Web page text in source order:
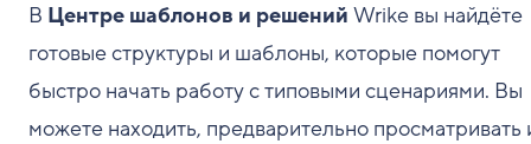
В Центре шаблонов и решений Wrike вы найдёте
готовые структуры и шаблоны, которые помогут
быстро начать работу с типовыми сценариями. Вы
можете находить, предварительно просматривать